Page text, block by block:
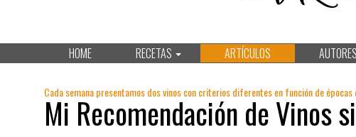
HOME RECETAS ARTÍCULOS AUTORES
Cada semana presentamos dos vinos con criterios diferentes en función de
Mi Recomendación de Vinos